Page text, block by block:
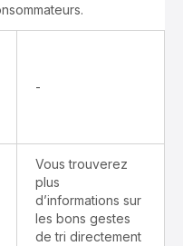
-
Vous trouverez
plus
d’informations sur
les bons gestes
de tri directement